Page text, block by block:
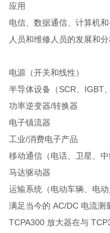
应用
电信、数据通信、计算机
人员和维修人员的发展和分
电源（开关和线性）
半导体设备（SCR、IGBT
功率逆变器/转换器
电子镇流器
工业/消费电子产品
移动通信（电话、卫星、中
马达驱动器
运输系统（电动车辆、电
满足当今的 AC/DC 电流测
TCPA300 放大器在与